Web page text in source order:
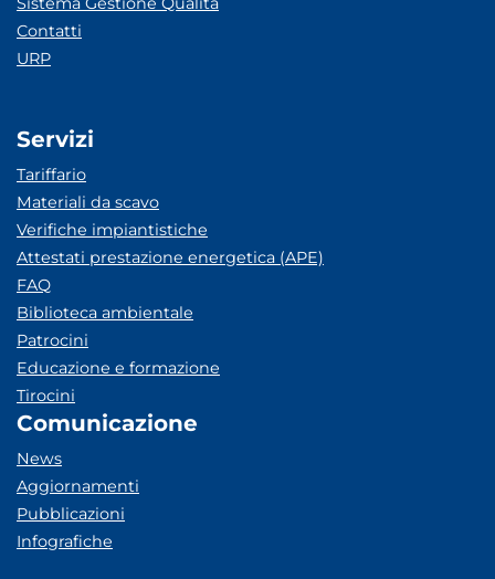
Contatti
URP
Servizi
Tariffario
Materiali da scavo
Verifiche impiantistiche
Attestati prestazione energetica (APE)
FAQ
Biblioteca ambientale
Patrocini
Educazione e formazione
Tirocini
Comunicazione
News
Aggiornamenti
Pubblicazioni
Infografiche